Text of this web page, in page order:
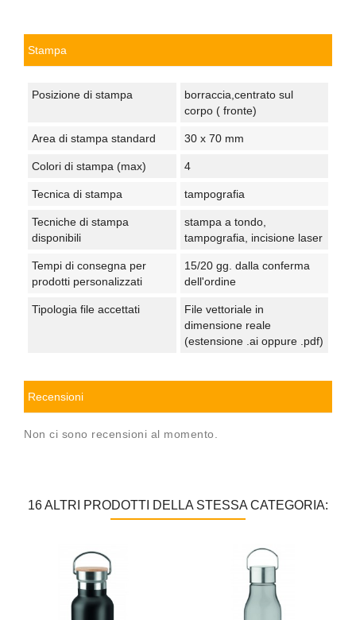
Stampa
Posizione di stampa
borraccia,centrato sul
corpo ( fronte)
Area di stampa standard 30 x 70 mm
Colori di stampa (max) 4
Tecnica di stampa tampografia
Tecniche di stampa
disponibili
stampa a tondo,
tampografia, incisione laser
Tempi di consegna per
prodotti personalizzati
15/20 gg. dalla conferma
dell'ordine
Tipologia file accettati
File vettoriale in
dimensione reale
(estensione .ai oppure .pdf)
Recensioni
Non ci sono recensioni al momento.
16 ALTRI PRODOTTI DELLA STESSA CATEGORIA: